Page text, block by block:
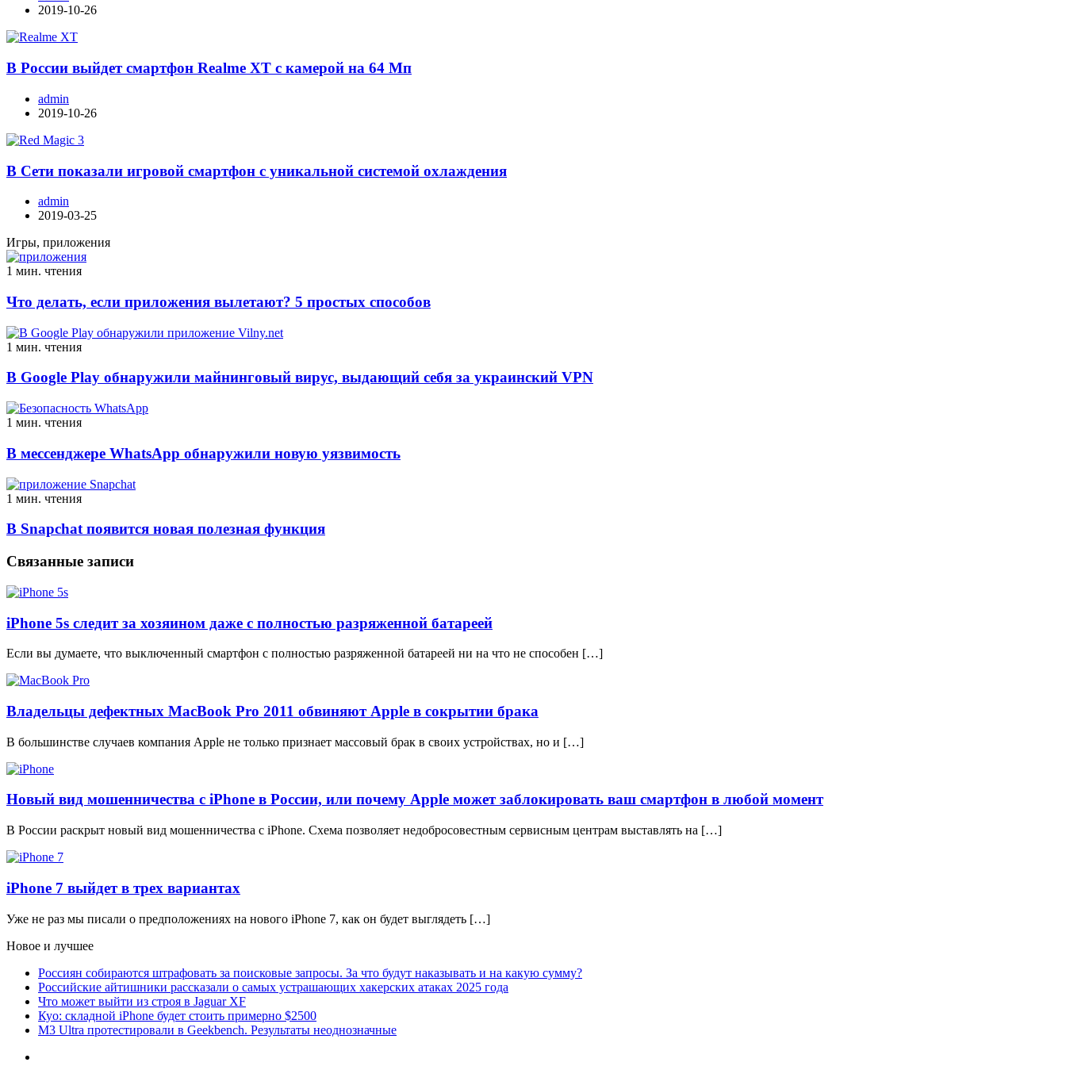
2019-10-26
В России выйдет смартфон Realme XT с камерой на 64 Мп
admin
2019-10-26
В Сети показали игровой смартфон с уникальной системой охлаждения
admin
2019-03-25
Игры, приложения
1 мин. чтения
Что делать, если приложения вылетают? 5 простых способов
1 мин. чтения
В Google Play обнаружили майнинговый вирус, выдающий себя за украинский VPN
1 мин. чтения
В мессенджере WhatsApp обнаружили новую уязвимость
1 мин. чтения
В Snapchat появится новая полезная функция
Связанные записи
iPhone 5s следит за хозяином даже с полностью разряженной батареей
Если вы думаете, что выключенный смартфон с полностью разряженной батареей ни на что не способен […]
Владельцы дефектных MacBook Pro 2011 обвиняют Apple в сокрытии брака
В большинстве случаев компания Apple не только признает массовый брак в своих устройствах, но и […]
Новый вид мошенничества с iPhone в России, или почему Apple может заблокировать ваш смартфон в любой момент
В России раскрыт новый вид мошенничества с iPhone. Схема позволяет недобросовестным сервисным центрам выставлять на […]
iPhone 7 выйдет в трех вариантах
Уже не раз мы писали о предположениях на нового iPhone 7, как он будет выглядеть […]
Новое и лучшее
Россиян собираются штрафовать за поисковые запросы. За что будут наказывать и на какую сумму?
Российские айтишники рассказали о самых устрашающих хакерских атаках 2025 года
Что может выйти из строя в Jaguar XF
Куо: складной iPhone будет стоить примерно $2500
M3 Ultra протестировали в Geekbench. Результаты неоднозначные